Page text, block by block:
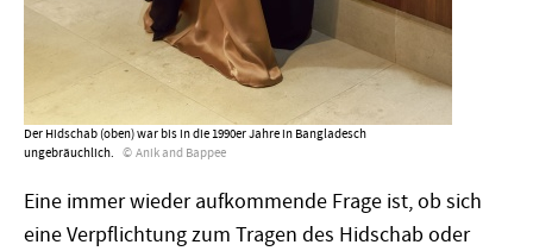
Der Hidschab (oben) war bis in die 1990er Jahre in Bangladesch
ungebräuchlich.
Anik and Bappee
Eine immer wieder aufkommende Frage ist, ob sich
eine Verpflichtung zum Tragen des Hidschab oder